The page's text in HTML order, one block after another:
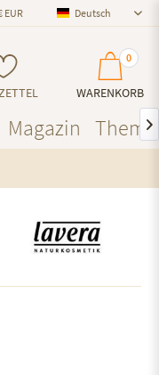
Deutsch
Deutsch
0
WARENKORB
Magazin 